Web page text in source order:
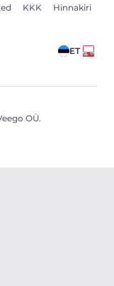
KKK Hinnakiri
ET
OÜ.